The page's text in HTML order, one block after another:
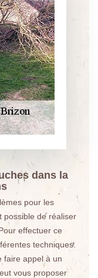
dans la
pour les
possible de réaliser
effectuer ce
techniques.
faire appel à un
vous proposer